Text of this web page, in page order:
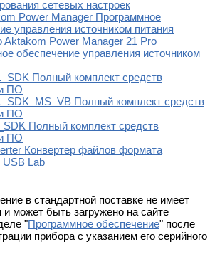
сетевых настроек
Power Manager Программное
управления источником питания
Aktakom Power Manager 21 Pro
обеспечение управления источником
Полный комплект средств
ПО
Полный комплект средств
ПО
Полный комплект средств
ПО
Конвертер файлов формата
Lab
в стандартной поставке не имеет
и может быть загружено на сайте
"Программное обеспечение" после
прибора с указанием его серийного